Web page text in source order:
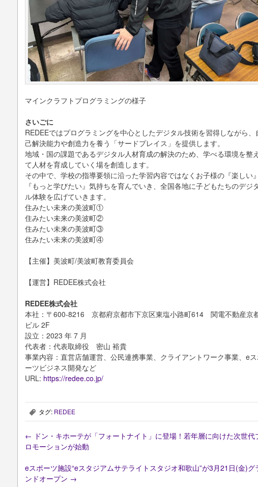
マインクラフトプログラミングの様子
さいごに
REDEEではプログラミングを中心としたデジタル技術を習得しながら、
己解決能力や創造力を養う「サードプレイス」を提供します。
地域・国の課題であるデジタル人材育成の解決のため、学べる環境を整え
て人材を育成していく場を創造します。
その中で、学校の指導要領に沿った学習内容ではなくお子様の『楽しい』
『もっと学びたい』気持ちを育んでいき、全国各地に子どもたちのデジ
ル体験を広げていきます。
住みたい未来の美波町①
住みたい未来の美波町②
住みたい未来の美波町③
住みたい未来の美波町④
【主催】美波町/美波町教育委員会
【運営】REDEE株式会社
REDEE株式会社
本社：〒600-8216 京都府京都市下京区東塩小路町614 関電不動産京
ビル 2F
設立：2023 年 7 月
代表者：代表取締役 密山 裕貴
事業内容：直営店舗運営、公民連携事業、クライアントワーク事業、e
ーツビジネス開発など
URL: https://redee.co.jp/
, タグ: REDEE
← ドン・キホーテが「フォートナイト」に登場！若年層に向けた次世代
ロモーションが始動
eスポーツ施設“eスタジアムサテライトスタジオ和歌山”が3月21日(金)グ
ンドオープン →